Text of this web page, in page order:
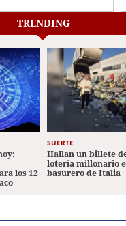
TRENDING
los 12
SUERTE
Hallan un billete
lotería millonario
basurero de Italia